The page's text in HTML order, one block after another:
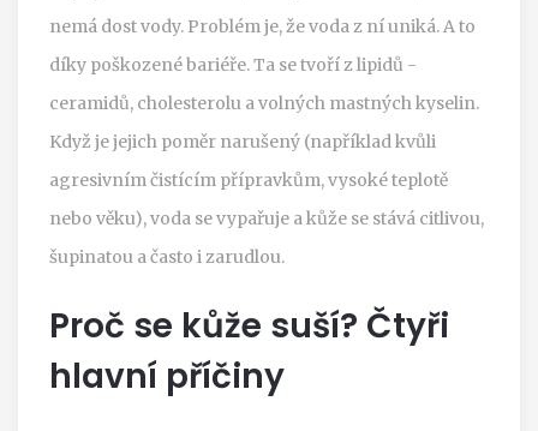
nemá dost vody. Problém je, že voda z ní uniká. A to
díky poškozené bariéře. Ta se tvoří z lipidů -
ceramidů, cholesterolu a volných mastných kyselin.
Když je jejich poměr narušený (například kvůli
agresivním čistícím přípravkům, vysoké teplotě
nebo věku), voda se vypařuje a kůže se stává citlivou,
šupinatou a často i zarudlou.
Proč se kůže suší? Čtyři
hlavní příčiny